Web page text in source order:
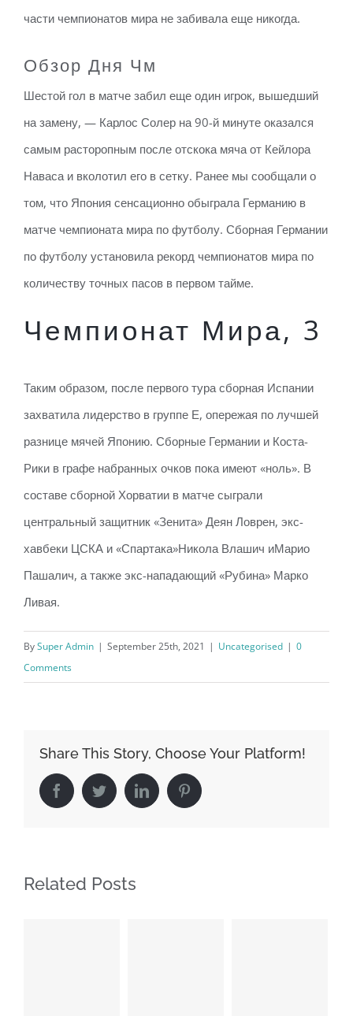
части чемпионатов мира не забивала еще никогда.
Обзор Дня Чм
Шестой гол в матче забил еще один игрок, вышедший
на замену, — Карлос Солер на 90-й минуте оказался
самым расторопным после отскока мяча от Кейлора
Наваса и вколотил его в сетку. Ранее мы сообщали о
том, что Япония сенсационно обыграла Германию в
матче чемпионата мира по футболу. Сборная Германии
по футболу установила рекорд чемпионатов мира по
количеству точных пасов в первом тайме.
Чемпионат Мира, 3
Таким образом, после первого тура сборная Испании
захватила лидерство в группе Е, опережая по лучшей
разнице мячей Японию. Сборные Германии и Коста-
Рики в графе набранных очков пока имеют «ноль». В
составе сборной Хорватии в матче сыграли
центральный защитник «Зенита» Деян Ловрен, экс-
хавбеки ЦСКА и «Спартака»Никола Влашич иМарио
Пашалич, а также экс-нападающий «Рубина» Марко
Ливая.
BySuper Admin | September 25th, 2021 | Uncategorised | 0
Comments
Share This Story, Choose Your Platform!
FacebookTwitterLinkedIn Pinterest
Related Posts